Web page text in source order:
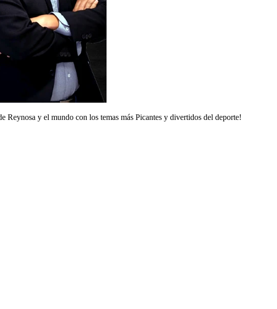
y el mundo con los temas más Picantes y divertidos del deporte!